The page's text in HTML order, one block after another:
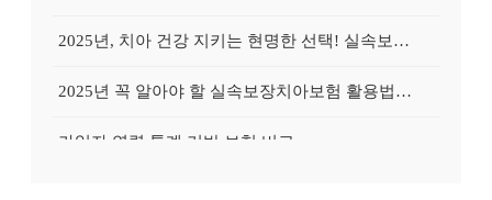
2025년, 치아 건강 지키는 현명한 선택! 실속보장치아보험 가이드
2025년 꼭 알아야 할 실속보장치아보험 활용법: 숨겨진 혜택 찾기
가입자 연령 통계 기반 보험 비교